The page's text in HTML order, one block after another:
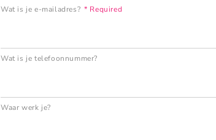
Wat is je e-mailadres?
Wat is je telefoonnummer?
Waar werk je?